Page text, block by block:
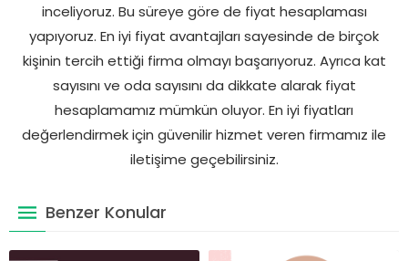
inceliyoruz. Bu süreye göre de fiyat hesaplaması
yapıyoruz. En iyi fiyat avantajları sayesinde de birçok
kişinin tercih ettiği firma olmayı başarıyoruz. Ayrıca kat
sayısını ve oda sayısını da dikkate alarak fiyat
hesaplamamız mümkün oluyor. En iyi fiyatları
değerlendirmek için güvenilir hizmet veren firmamız ile
iletişime geçebilirsiniz.
Benzer Konular